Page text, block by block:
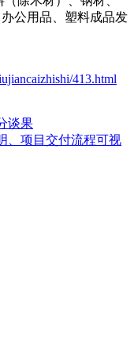
公用品、塑料成品发
413.html
谈果
、项目交付流程可视